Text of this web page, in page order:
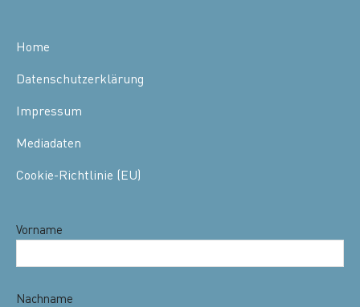
Home
Datenschutzerklärung
Impressum
Mediadaten
Cookie-Richtlinie (EU)
Vorname
Nachname